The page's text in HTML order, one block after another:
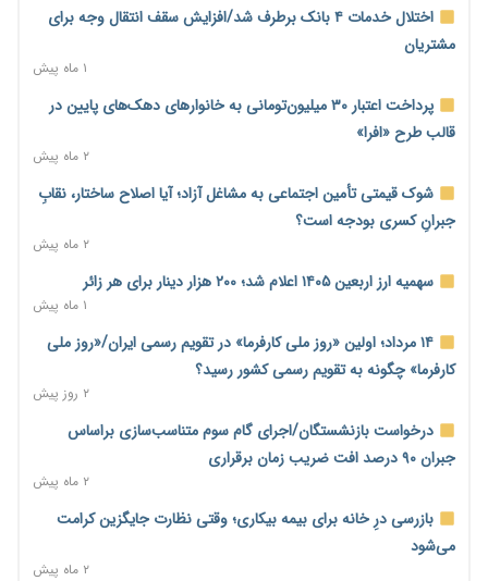
محدودیت تازه برای شبکه بانکی؛ افزایش سپرده قانونی با هدف
کنترل تورم
۱ روز پیش
ترمز تولید خودرو کشیده شد؛ افت ۲۵ درصدی تیراژ ایران‌خودرو،
سایپا و پارس‌خودرو
۱ روز پیش
بنگاه‌داری بانک‌ها؛ مانع بزرگ خانه‌دار شدن مستأجران
نماینده مجلس: توسعه مرزهای زمینی به راهبرد تأمین کالاهای
اساسی تبدیل شود
۱ روز پیش
خانه کارگر قزوین: شکاف دستمزد و هزینه معیشت هر روز عمیق‌تر
می‌شود
۱ روز پیش
رئیس سازمان امور مالیاتی: بلاگرهای پردرآمد مشمول پرداخت
مالیات هستند
۲ روز پیش
پیش‌بینی افزایش تولید برنج؛ نیاز وارداتی کشور به ۵۰۰ هزار تن
کاهش می‌یابد
۲ روز پیش
اختلال خدمات ۴ بانک برطرف شد/افزایش سقف انتقال وجه برای
مشتریان
۱ ماه پیش
پرداخت اعتبار ۳۰ میلیون‌تومانی به خانوارهای دهک‌های پایین در
قالب طرح «افرا»
۲ ماه پیش
شوک قیمتی تأمین اجتماعی به مشاغل آزاد؛ آیا اصلاح ساختار، نقابِ
جبرانِ کسری بودجه است؟
۲ ماه پیش
سهمیه ارز اربعین ۱۴۰۵ اعلام شد؛ ۲۰۰ هزار دینار برای هر زائر
۱ ماه پیش
۱۴ مرداد؛ اولین «روز ملی کارفرما» در تقویم رسمی ایران/«روز ملی
کارفرما» چگونه به تقویم رسمی کشور رسید؟
۲ روز پیش
درخواست بازنشستگان/اجرای گام سوم متناسب‌سازی براساس
جبران ۹۰ درصد افت ضریب زمان برقراری
۲ ماه پیش
بازرسی درِ خانه برای بیمه بیکاری؛ وقتی نظارت جایگزین کرامت
می‌شود
۲ ماه پیش